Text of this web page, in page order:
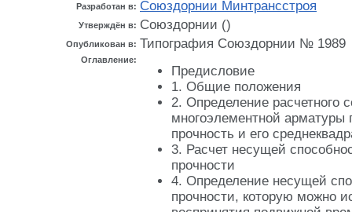
Разработан в: Союздорнии Минтрансстроя
Утверждён в: Союздорнии ()
Опубликован в: Типография Союздорнии № 1989
Оглавление:
Предисловие
1. Общие положения
2. Определение расчетного
многоэлементной арматуры
прочность и его
3. Расчет несущей
прочности
4. Определение несущей
прочности, которую можно